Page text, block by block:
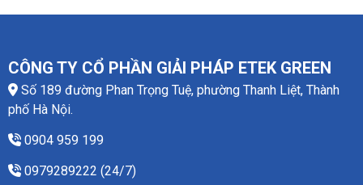
CÔNG TY CỔ PHẦN GIẢI PHÁP ETEK GREEN
Số 189 đường Phan Trọng Tuệ, phường Thanh Liệt, Thành
phố Hà Nội.
0904 959 199
0979289222 (24/7)